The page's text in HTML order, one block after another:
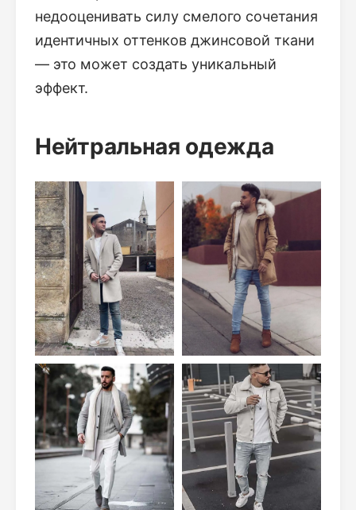
недооценивать силу смелого сочетания
идентичных оттенков джинсовой ткани
— это может создать уникальный
эффект.
Нейтральная одежда